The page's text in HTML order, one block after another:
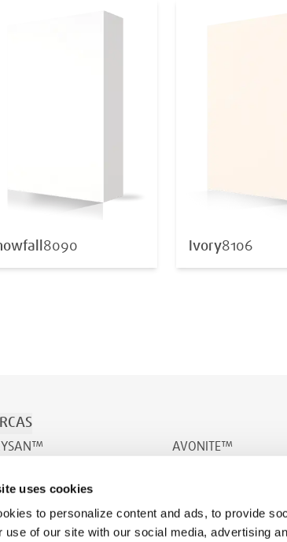
uses cookies
to personalize content and ads, to provide
use of our site with our social media, advertising
8090 Ivory8106
AVONITE™